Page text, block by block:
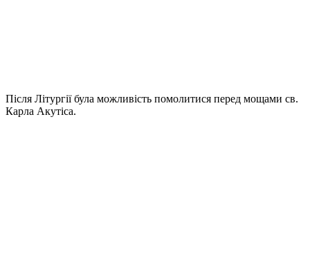
Після Літургії була можливість помолитися перед мощами св.
Карла Акутіса.